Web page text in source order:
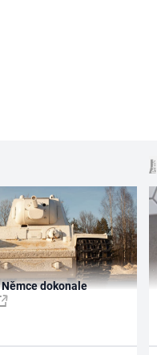
Němce dokonale